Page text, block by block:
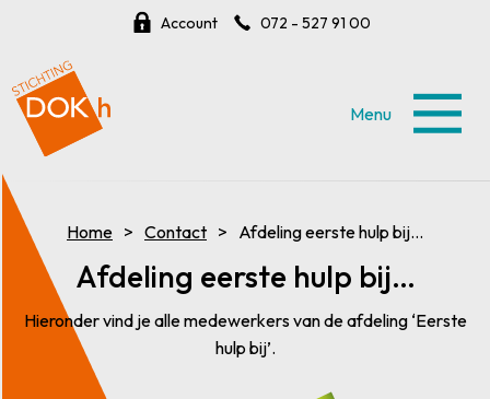
Account 072 - 527 91 00
Menu
Home Contact Afdeling eerste hulp bij…
Afdeling eerste hulp bij…
Hieronder vind je alle medewerkers van de afdeling ‘Eerste
hulp bij’.